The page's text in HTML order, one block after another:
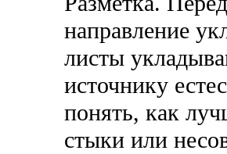
направление
листы
источнику
понять, как
стыки или